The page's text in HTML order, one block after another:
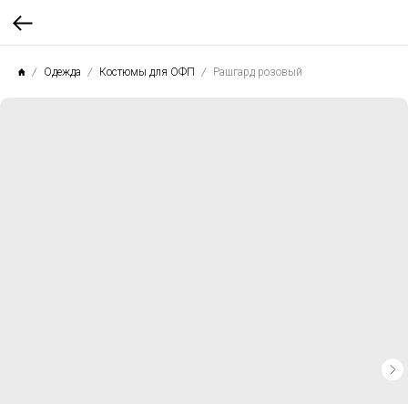
Одежда Костюмы для ОФП Рашгард розовый